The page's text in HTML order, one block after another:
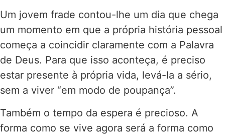
Um jovem frade contou-lhe um dia que chega
um momento em que a própria história pessoal
começa a coincidir claramente com a Palavra
de Deus. Para que isso aconteça, é preciso
estar presente à própria vida, levá-la a sério,
sem a viver “em modo de poupança”.
Também o tempo da espera é precioso. A
forma como se vive agora será a forma como